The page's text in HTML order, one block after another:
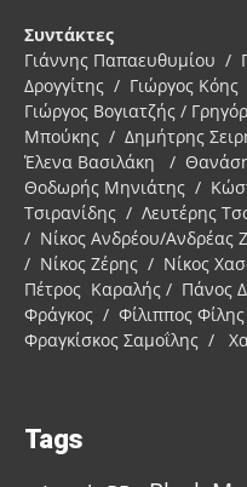
Συντάκτες
Γιάννης Παπαευθυμίου /
Δρογγίτης / Γιώργος
Γιώργος Βογιατζής /
Μπούκης / Δημήτρης
Έλενα Βασιλάκη /
Θοδωρής Μηνιάτης /
Τσιρανίδης / Λευτέρης
/ Νίκος Ανδρέου/Ανδρέας
/ Νίκος Ζέρης / Νίκος
Πέτρος Καραλής / Πάνος
Φράγκος / Φίλιππος
Φραγκίσκος Σαμοΐλης /
Tags